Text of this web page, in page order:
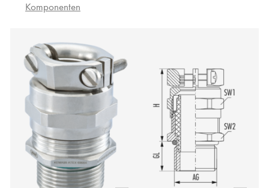
Komponenten